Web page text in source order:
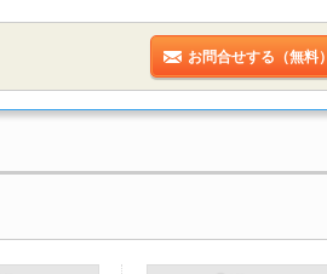
お問合せする（無料）